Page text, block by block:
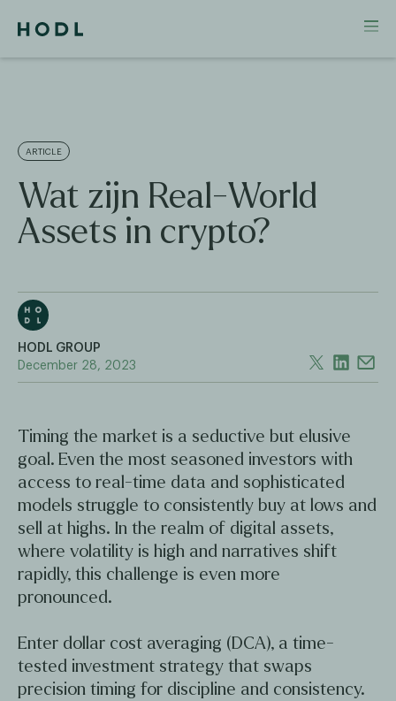
ARTICLE
Wat zijn Real-World
Assets in crypto?
HODL GROUP
December 28, 2023
Timing the market is a seductive but elusive
goal. Even the most seasoned investors with
access to real-time data and sophisticated
models struggle to consistently buy at lows and
sell at highs. In the realm of digital assets,
where volatility is high and narratives shift
rapidly, this challenge is even more
pronounced.
Enter dollar cost averaging (DCA), a time-
tested investment strategy that swaps
precision timing for discipline and consistency.